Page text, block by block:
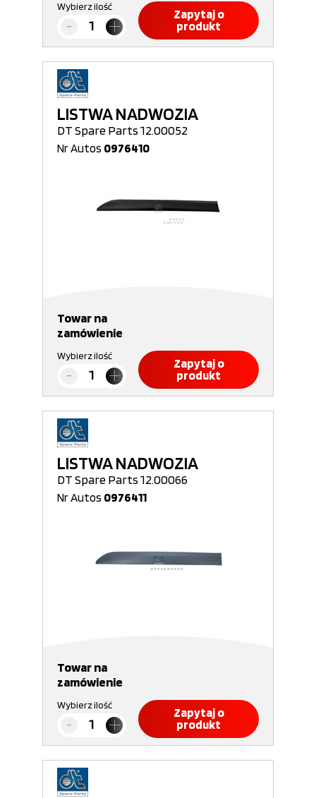
Wybierz ilość
Zapytaj o
produkt
LISTWA NADWOZIA
DT Spare Parts 12.00052
Nr Autos 0976410
Towar na
zamówienie
Wybierz ilość
Zapytaj o
produkt
LISTWA NADWOZIA
DT Spare Parts 12.00066
Nr Autos 0976411
Towar na
zamówienie
Wybierz ilość
Zapytaj o
produkt